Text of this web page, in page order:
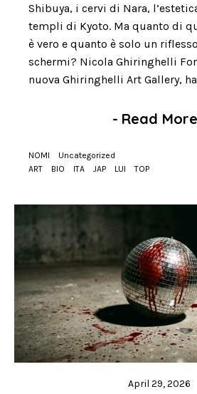
Shibuya, i cervi di Nara,
templi di Kyoto. Ma quanto di
è vero e quanto è solo un
schermi? Nicola Ghiringhelli
nuova Ghiringhelli Art Gallery,
- Read More
NOMI
Uncategorized
ART
BIO ITA JAP LUI TOP
April 29, 2026